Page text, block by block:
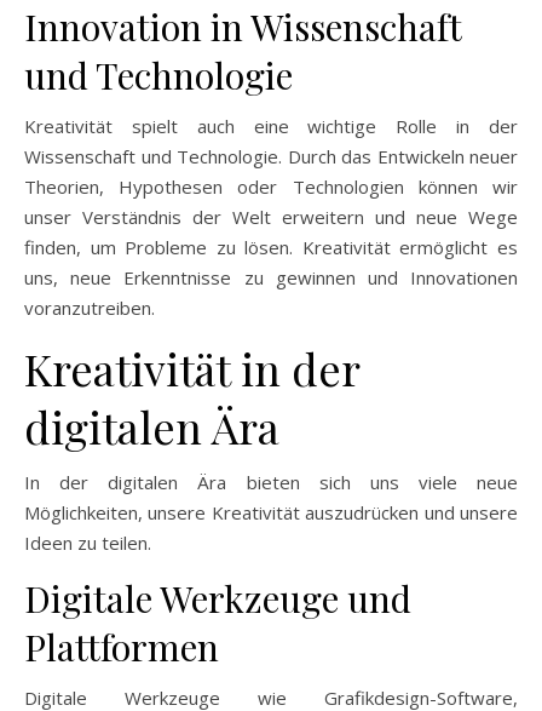
Innovation in Wissenschaft
und Technologie
Kreativität spielt auch eine wichtige Rolle in der
Wissenschaft und Technologie. Durch das Entwickeln neuer
Theorien, Hypothesen oder Technologien können wir
unser Verständnis der Welt erweitern und neue Wege
finden, um Probleme zu lösen. Kreativität ermöglicht es
uns, neue Erkenntnisse zu gewinnen und Innovationen
voranzutreiben.
Kreativität in der
digitalen Ära
In der digitalen Ära bieten sich uns viele neue
Möglichkeiten, unsere Kreativität auszudrücken und unsere
Ideen zu teilen.
Digitale Werkzeuge und
Plattformen
Digitale Werkzeuge wie Grafikdesign-Software,